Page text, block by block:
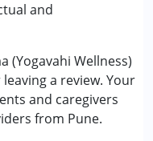
and
(Yogavahi Wellness)
a review. Your
and caregivers
from Pune.
:
(एडीडी/एडीएचडी)
)
- 17 years
kid. She gave very good
is very helpful.